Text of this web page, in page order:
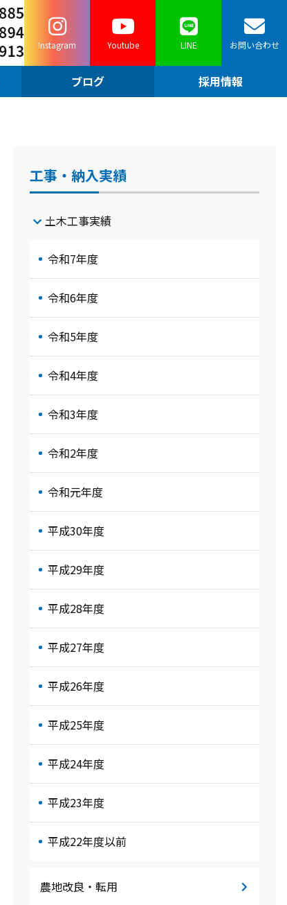
Instagram Youtube LINE お問い合わせ
ブログ 採用情報
工事・納入実績
土木工事実績
令和7年度
令和6年度
令和5年度
令和4年度
令和3年度
令和2年度
令和元年度
平成30年度
平成29年度
平成28年度
平成27年度
平成26年度
平成25年度
平成24年度
平成23年度
平成22年度以前
農地改良・転用